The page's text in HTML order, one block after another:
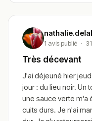
d’ouverture ?
Faut-il réserver ?
Le menu change-
Peut-on
livraison ?
1 avis publié ·
Très décevant
J'ai déjeuné hier
jour : du lieu noir. Un
une sauce verte m'a
cuits durs. Je n'ai